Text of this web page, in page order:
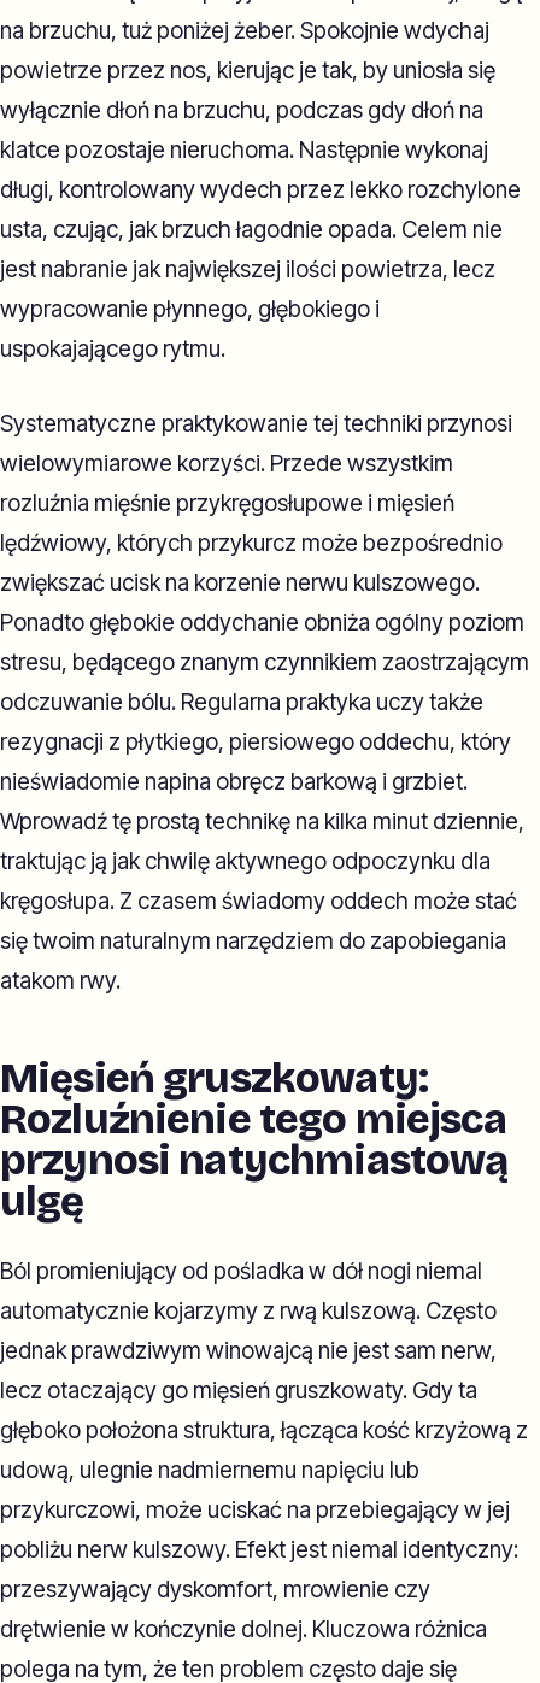
na brzuchu, tuż poniżej żeber. Spokojnie wdychaj
powietrze przez nos, kierując je tak, by uniosła się
wyłącznie dłoń na brzuchu, podczas gdy dłoń na
klatce pozostaje nieruchoma. Następnie wykonaj
długi, kontrolowany wydech przez lekko rozchylone
usta, czując, jak brzuch łagodnie opada. Celem nie
jest nabranie jak największej ilości powietrza, lecz
wypracowanie płynnego, głębokiego i
uspokajającego rytmu.
Systematyczne praktykowanie tej techniki przynosi
wielowymiarowe korzyści. Przede wszystkim
rozluźnia mięśnie przykręgosłupowe i mięsień
lędźwiowy, których przykurcz może bezpośrednio
zwiększać ucisk na korzenie nerwu kulszowego.
Ponadto głębokie oddychanie obniża ogólny poziom
stresu, będącego znanym czynnikiem zaostrzającym
odczuwanie bólu. Regularna praktyka uczy także
rezygnacji z płytkiego, piersiowego oddechu, który
nieświadomie napina obręcz barkową i grzbiet.
Wprowadź tę prostą technikę na kilka minut dziennie,
traktując ją jak chwilę aktywnego odpoczynku dla
kręgosłupa. Z czasem świadomy oddech może stać
się twoim naturalnym narzędziem do zapobiegania
atakom rwy.
Mięsień gruszkowaty:
Rozluźnienie tego miejsca
przynosi natychmiastową
ulgę
Ból promieniujący od pośladka w dół nogi niemal
automatycznie kojarzymy z rwą kulszową. Często
jednak prawdziwym winowajcą nie jest sam nerw,
lecz otaczający go mięsień gruszkowaty. Gdy ta
głęboko położona struktura, łącząca kość krzyżową z
udową, ulegnie nadmiernemu napięciu lub
przykurczowi, może uciskać na przebiegający w jej
pobliżu nerw kulszowy. Efekt jest niemal identyczny:
przeszywający dyskomfort, mrowienie czy
drętwienie w kończynie dolnej. Kluczowa różnica
polega na tym, że ten problem często daje się